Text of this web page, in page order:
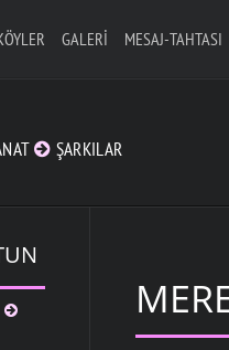
GALERI MESAJ-TAHTASI
ŞARKILAR